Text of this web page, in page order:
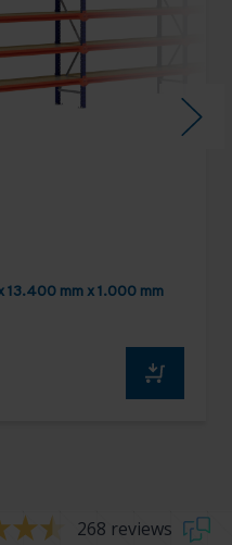
mm x 1.000 mm
268 reviews